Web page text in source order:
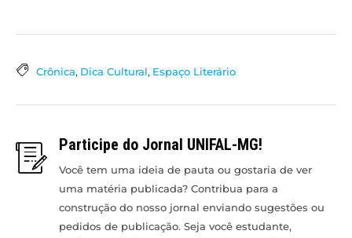
Crônica, Dica Cultural, Espaço Literário
Participe do Jornal UNIFAL-MG!
Você tem uma ideia de pauta ou gostaria de ver
uma matéria publicada? Contribua para a
construção do nosso jornal enviando sugestões ou
pedidos de publicação. Seja você estudante,